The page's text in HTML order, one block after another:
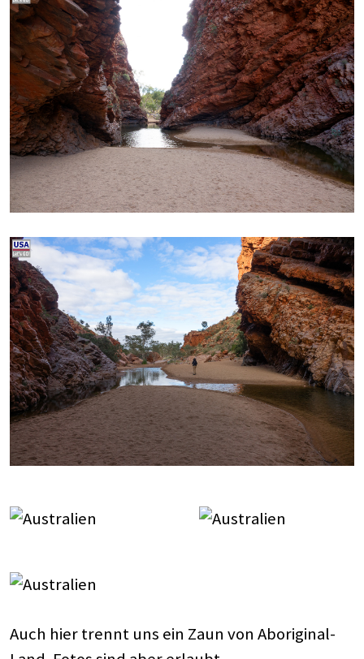
Auch hier trennt uns ein Zaun von Aboriginal-